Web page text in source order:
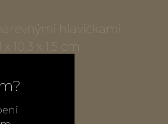
hlavičkami
10,3 x 1,5 cm